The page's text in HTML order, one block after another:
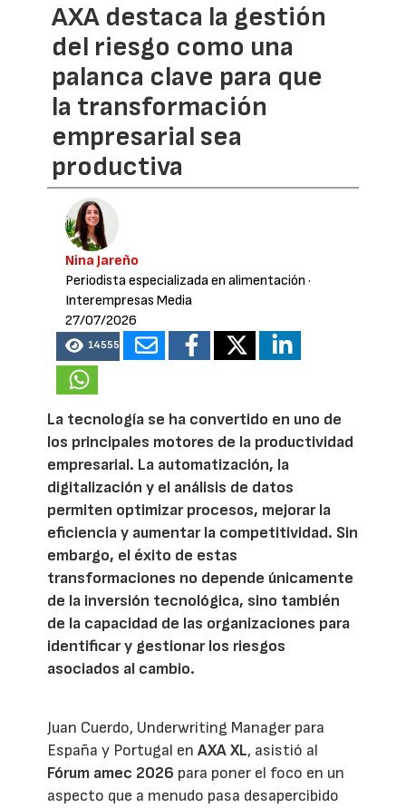
AXA destaca la gestión
del riesgo como una
palanca clave para que
la transformación
empresarial sea
productiva
Nina Jareño
Periodista especializada en alimentación ·
Interempresas Media
27/07/2026
14555
La tecnología se ha convertido en uno de
los principales motores de la productividad
empresarial. La automatización, la
digitalización y el análisis de datos
permiten optimizar procesos, mejorar la
eficiencia y aumentar la competitividad. Sin
embargo, el éxito de estas
transformaciones no depende únicamente
de la inversión tecnológica, sino también
de la capacidad de las organizaciones para
identificar y gestionar los riesgos
asociados al cambio.
Juan Cuerdo, Underwriting Manager para
España y Portugal enAXA XL, asistió al
Fórum amec 2026 para poner el foco en un
aspecto que a menudo pasa desapercibido